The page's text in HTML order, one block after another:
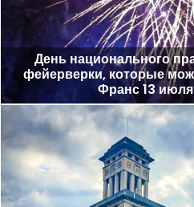
День национального
фейерверки, которые
Франс 13